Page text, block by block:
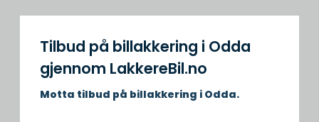
Tilbud på billakkering i Odda
gjennom LakkereBil.no
Motta tilbud på billakkering i Odda.